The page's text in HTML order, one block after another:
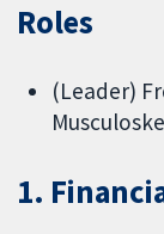
Roles
(Leader)
1.